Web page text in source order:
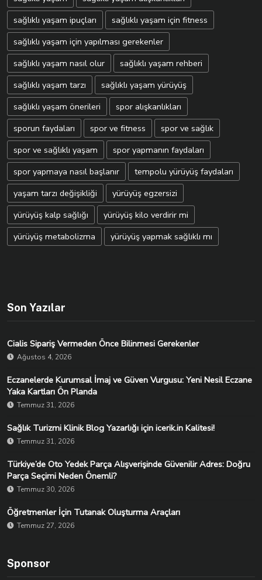
sağlıklı yaşam ipuçları
sağlıklı yaşam için fitness
sağlıklı yaşam için yapılması gerekenler
sağlıklı yaşam nasıl olur
sağlıklı yaşam rehberi
sağlıklı yaşam tarzı
sağlıklı yaşam yürüyüş
sağlıklı yaşam önerileri
spor alışkanlıkları
sporun faydaları
spor ve fitness
spor ve sağlık
spor ve sağlıklı yaşam
spor yapmanın faydaları
spor yapmaya nasıl başlanır
tempolu yürüyüş faydaları
yaşam tarzı değişikliği
yürüyüş egzersizi
yürüyüş kalp sağlığı
yürüyüş kilo verdirir mi
yürüyüş metabolizma
yürüyüş yapmak sağlıklı mı
Son Yazılar
Cialis Sipariş Vermeden Önce Bilinmesi Gerekenler
Ağustos 4, 2026
Eczanelerde Kurumsal İmaj ve Güven Vurgusu: Yeni Nesil Eczane
Yaka Kartları Ön Planda
Temmuz 31, 2026
Sağlık Turizmi Klinik Blog Yazarlığı için icerik.in Kalitesi!
Temmuz 31, 2026
Türkiye’de Oto Yedek Parça Alışverişinde Güvenilir Adres: Doğru
Parça Seçimi Neden Önemli?
Temmuz 30, 2026
Öğretmenler İçin Tutanak Oluşturma Araçları
Temmuz 27, 2026
Sponsor